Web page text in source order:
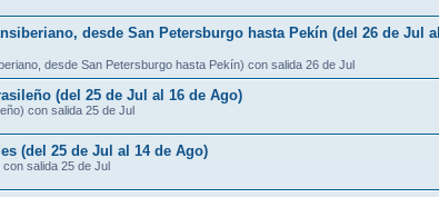
desde San Petersburgo hasta Pekín (del 26 de Jul al
desde San Petersburgo hasta Pekín) con salida 26 de Jul
(del 25 de Jul al 16 de Ago)
con salida 25 de Jul
(del 25 de Jul al 14 de Ago)
salida 25 de Jul